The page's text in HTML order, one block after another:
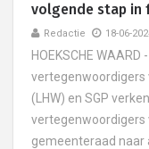
volgende stap in
Redactie 18-06-
HOEKSCHE
vertegenwoordigers
(LHW) en SGP
vertegenwoordigers
gemeenteraad naar